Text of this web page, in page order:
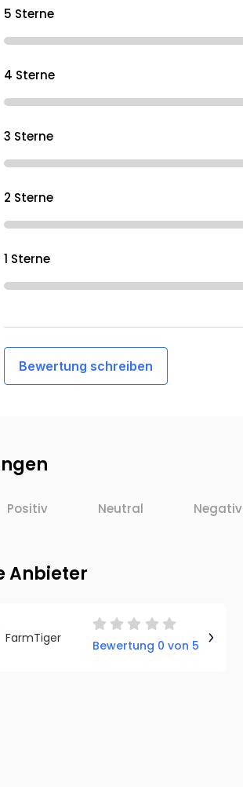
5 Sterne
4 Sterne
3 Sterne
2 Sterne
1 Sterne
Bewertung schreiben
Positiv Neutral Negativ
Anbieter
FarmTiger
Bewertung 0 von 5